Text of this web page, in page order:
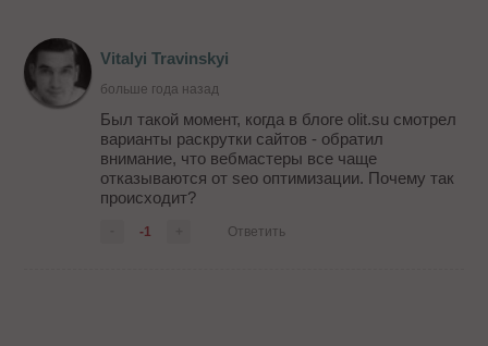
Vitalyi Travinskyi
больше года назад
Был такой момент, когда в блоге olit.su смотрел
варианты раскрутки сайтов - обратил
внимание, что вебмастеры все чаще
отказываются от seo оптимизации. Почему так
происходит?
-1 Ответить